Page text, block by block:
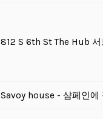
812 S 6th St The Hub
Savoy house - 샴페인에